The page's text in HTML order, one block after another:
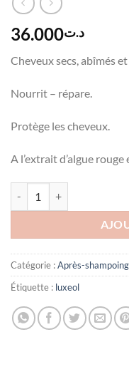
د.ت36.000
Cheveux secs, abîmés
Nourrit – répare.
Protège les cheveux.
A l’extrait d’algue
Catégorie :Après-shampoing
Étiquette : luxeol